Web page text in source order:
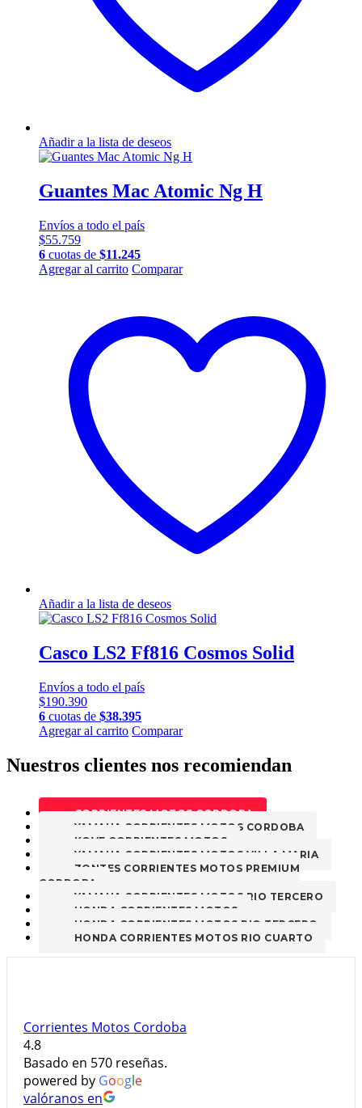
Añadir a la lista de deseos
Guantes Mac Atomic Ng H
Envíos a todo el país
$55.759
6 cuotas de $11.245
Agregar al carrito Este
variantes.
Las
Comparar
Añadir a la lista de deseos
Casco LS2 Ff816 Cosmos Solid
Envíos a todo el país
$190.390
6 cuotas de $38.395
Agregar al carrito Este
múltiples
en
la
página
de
producto
Comparar
Nuestros clientes nos recomiendan
CORRIENTES MOTOS CORDOBA
YAMAHA CORRIENTES MOTOS CORDOBA
KOVE CORRIENTES MOTOS
YAMAHA CORRIENTES MOTOS VILLA MARIA
ZONTES CORRIENTES MOTOS PREMIUM
CORDOBA
YAMAHA CORRIENTES MOTOS RIO TERCERO
HONDA CORRIENTES MOTOS
HONDA CORRIENTES MOTOS RIO TERCERO
HONDA CORRIENTES MOTOS RIO CUARTO
Corrientes Motos Cordoba
4.8
Basado en 570 reseñas.
powered by Google
valóranos en